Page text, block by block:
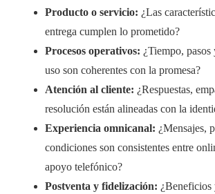
Producto o servicio: ¿Las
entrega cumplen lo prometido?
Procesos operativos: ¿Tiempo,
uso son coherentes con la promesa?
Atención al cliente: ¿Respuestas,
resolución están alineadas con la
Experiencia omnicanal: ¿Mensajes,
condiciones son consistentes entre
apoyo telefónico?
Postventa y fidelización: ¿Beneficios